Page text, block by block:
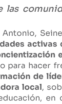
las
activas
para hacer
de
local,